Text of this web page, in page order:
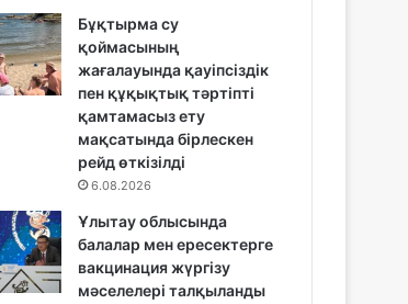
Бұқтырма су
қоймасының
жағалауында қауіпсіздік
пен құқықтық тәртіпті
қамтамасыз ету
мақсатында бірлескен
рейд өткізілді
6.08.2026
Ұлытау облысында
балалар мен ересектерге
вакцинация жүргізу
мәселелері талқыланды